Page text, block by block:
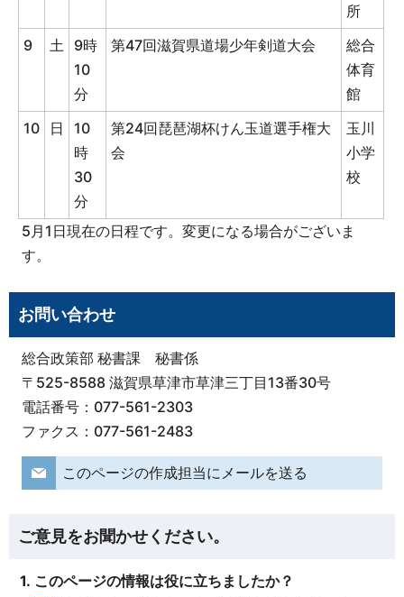
所
9
土
9時
10
分
第47回滋賀県道場少年剣道大会
総合
体育
館
10
日
10
時
30
分
第24回琵琶湖杯けん玉道選手権大
会
玉川
小学
校
5月1日現在の日程です。変更になる場合がございま
す。
お問い合わせ
総合政策部 秘書課 秘書係
〒525-8588 滋賀県草津市草津三丁目13番30号
電話番号：077-561-2303
ファクス：077-561-2483
このページの作成担当にメールを送る
ご意見をお聞かせください。
1. このページの情報は役に立ちましたか？